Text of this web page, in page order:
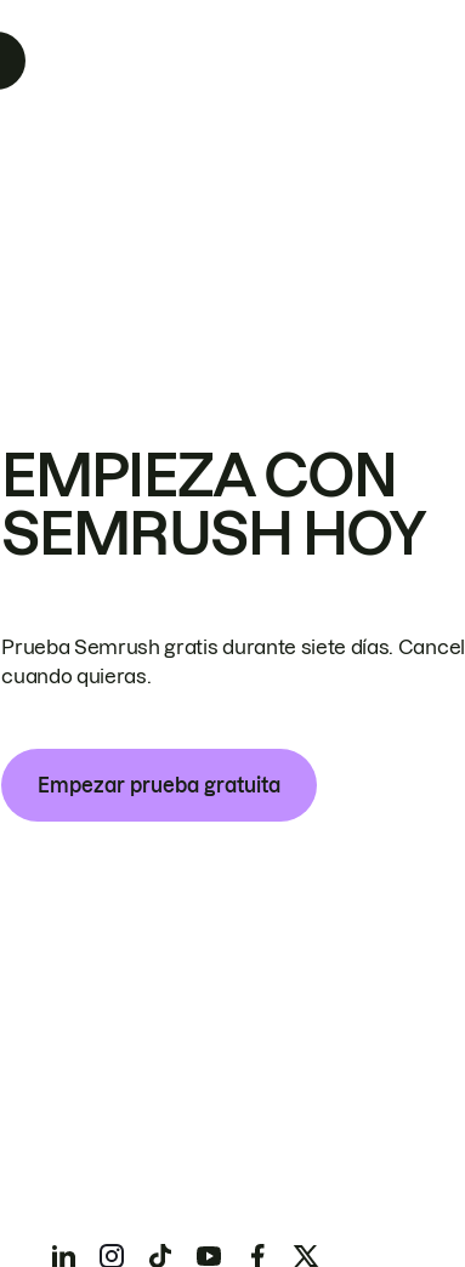
EMPIEZA CON
SEMRUSH HOY
Prueba Semrush gratis durante siete días.
cuando quieras.
Empezar prueba gratuita